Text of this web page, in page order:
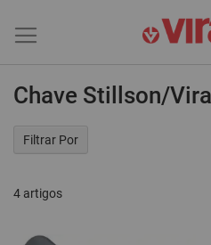
Chave Stillson/
4 artigos
Filtrar Por